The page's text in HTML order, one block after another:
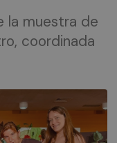
la muestra de
coordinada